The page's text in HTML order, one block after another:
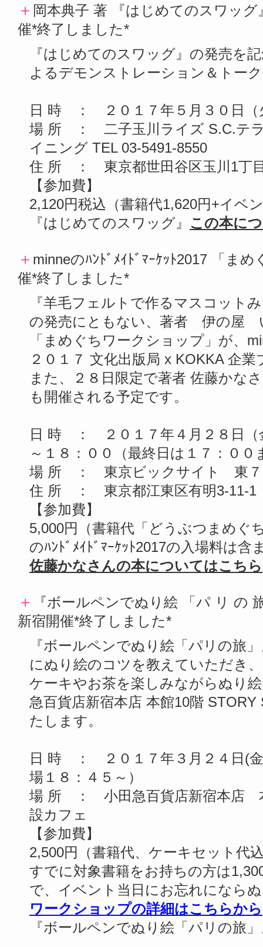
＋ 岡本典子 著 『はじめてのスワッグ
催*終了しました*
『はじめてのスワッグ』の発売を
よるデモンストレーション＆トー
日 時 ： ２０１７年５月３０日（
場 所 ： 二子玉川ライズ S.C.テ
イニング TEL 03-5491-8550
住 所 ： 東京都世田谷区玉川1丁
【参加費】
2,120円税込（書籍代1,620円+イベ
『はじめてのスワッグ』 この本に
＋ minneのﾊﾝﾄﾞﾒｲﾄﾞﾏｰｹｯﾄ2017 「まめ
催*終了しました*
『羊毛フェルトで作るマスコッ
の発売にともない、著者 伊の屋
「まめぐちワークショップ」が、
２０１７ 文化出版局 x KOKKA 企
また、２８日限定で著者 佐藤かな
も開催される予定です。
日 時 ： ２０１７年４月２８日（
～１８：００（最終日は１７：００
場 所 ： 東京ビックサイト 東７
住 所 ： 東京都江東区有明3-11-1
【参加費】
5,000円（書籍代「どうぶつまめぐ
のﾊﾝﾄﾞﾒｲﾄﾞﾏｰｹｯﾄ2017の入場料は含
佐藤かなさんの本についてはこちら
＋
『ボールペンでぬり絵 「パ リ の
新宿開催*終了しました*
『ボールペンでぬり絵「パリの旅
にぬり絵のコツを教えていただき、
ケーキやお茶を楽しみながらぬり
急百貨店新宿本店 本館10階
たします。
日 時 ： ２０１７年３月２４日(金
場１８：４５～）
場 所 ： 小田急百貨店新宿本店
設カフェ
【参加費】
2,500円（書籍代、ケーキセット代
すでに対象書籍をお持ちの方は
で、イベント当日にお忘れになら
ワークショップの詳細はこちらから
『ボールペンでぬり絵「パリの旅